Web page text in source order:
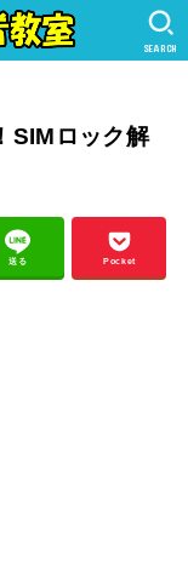
SEARCH
SIMロック解
送る Pocket